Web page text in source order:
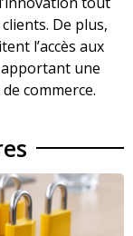
De plus,
l’accès aux
une
commerce.